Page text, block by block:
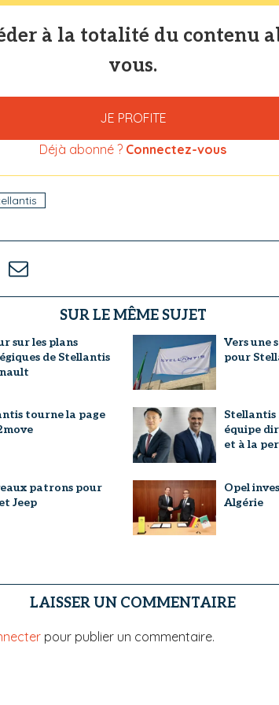
à la totalité du contenu
vous.
JE PROFITE
Déjà abonné ? Connectez-vous
SUR LE MÊME SUJET
sur les plans
de Stellantis
Vers une
pour
tourne la page
Stellantis
équipe
et à la
patrons pour
Jeep
Opel
Algérie
LAISSER UN COMMENTAIRE
pour publier un commentaire.